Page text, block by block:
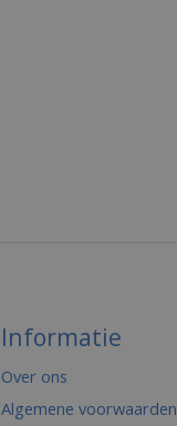
Informatie
Over ons
Algemene voorwaarden